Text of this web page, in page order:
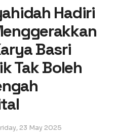
Hadiri
Basri
Tak Boleh
23 May 2025